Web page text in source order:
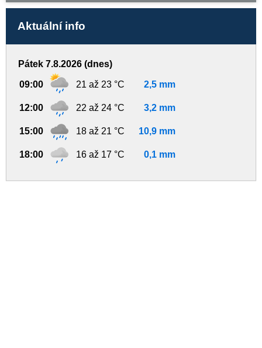
Aktuální info
Pátek 7.8.2026 (dnes)
09:00 21 až 23 °C 2,5 mm
12:00 22 až 24 °C 3,2 mm
15:00 18 až 21 °C 10,9 mm
18:00 16 až 17 °C 0,1 mm